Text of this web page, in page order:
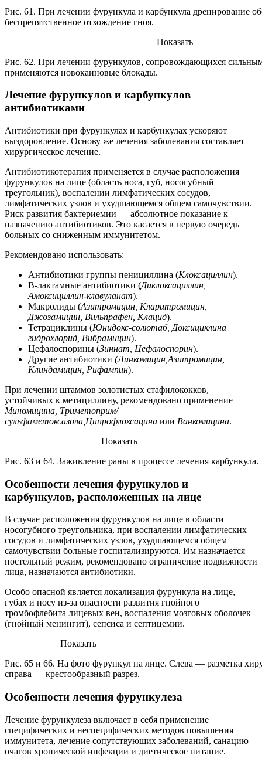
Рис. 61. При лечении фурункула и карбункула дренирование
беспрепятственное отхождение гноя.
Показать
Рис. 62. При лечении фурункулов, сопровождающихся
применяются новокаиновые блокады.
Лечение фурункулов и карбункулов
антибиотиками
Антибиотики при фурункулах и карбункулах ускоряют
выздоровление. Основу же лечения заболевания составляет
хирургическое лечение.
Антибиотикотерапия применяется в случае расположения
фурункулов на лице (область носа, губ, носогубный
треугольник), воспалении лимфатических сосудов,
лимфатических узлов и ухудшающемся общем самочувствии.
Риск развития бактериемии — абсолютное показание к
назначению антибиотиков. Это касается в первую очередь
больных со сниженным иммунитетом.
Рекомендовано использовать:
Антибиотики группы пенициллина (Клоксациллин).
В-лактамные антибиотики (Диклоксациллин
Амоксициллин-клавуланат).
Макролиды (Азитромицин, Кларитромицин,
Джозамицин, Вильпрафен, Клацид).
Тетрациклины (Юнидокс-солютаб, Доксициклина
гидрохлорид, Вибрамицин).
Цефалоспорины (Зиннат, Цефалоспорин).
Другие антибиотики (Линкомицин,Азитромицин,
Клиндамицин, Рифампин).
При лечении штаммов золотистых стафилококков,
устойчивых к метициллину, рекомендовано применение
Миномицина, Триметоприм/
сульфаметоксазола,Ципрофлоксацина или Ванкомицина.
Показать
Рис. 63 и 64. Заживление раны в процессе лечения карбункула.
Особенности лечения фурункулов и
карбункулов, расположенных на лице
В случае расположения фурункулов на лице в области
носогубного треугольника, при воспалении лимфатических
сосудов и лимфатических узлов, ухудшающемся общем
самочувствии больные госпитализируются. Им назначается
постельный режим, рекомендовано ограничение подвижности
лица, назначаются антибиотики.
Особо опасной является локализация фурункула на лице,
губах и носу из-за опасности развития гнойного
тромбофлебита лицевых вен, воспаления мозговых оболочек
(гнойный менингит), сепсиса и септицемии.
Показать
Рис. 65 и 66. На фото фурункул на лице. Слева — разметка
справа — крестообразный разрез.
Особенности лечения фурункулеза
Лечение фурункулеза включает в себя применение
специфических и неспецифических методов повышения
иммунитета, лечение сопутствующих заболеваний, санацию
очагов хронической инфекции и диетическое питание.